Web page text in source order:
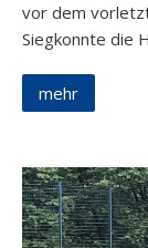
vor dem
Siegkonnte die
mehr